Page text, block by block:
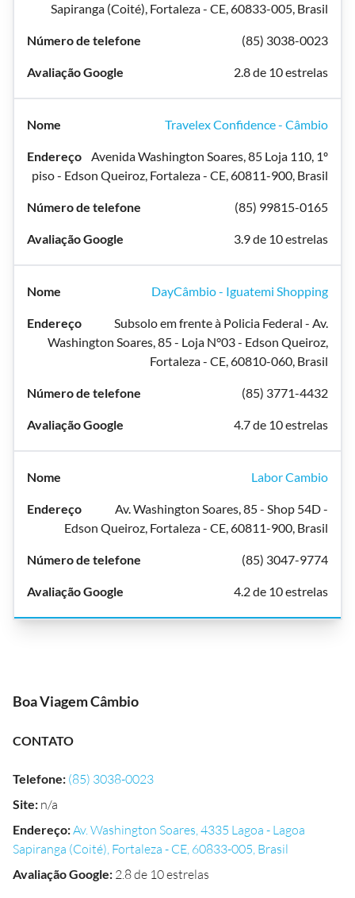
Sapiranga (Coité), Fortaleza - CE, 60833-005, Brasil
(85) 3038-0023
2.8 de 10 estrelas
Travelex Confidence - Câmbio
Avenida Washington Soares, 85 Loja 110, 1º
piso - Edson Queiroz, Fortaleza - CE, 60811-900, Brasil
(85) 99815-0165
3.9 de 10 estrelas
DayCâmbio - Iguatemi Shopping
Subsolo em frente à Policia Federal - Av.
Washington Soares, 85 - Loja N°03 - Edson Queiroz,
Fortaleza - CE, 60810-060, Brasil
(85) 3771-4432
4.7 de 10 estrelas
Labor Cambio
Av. Washington Soares, 85 - Shop 54D -
Edson Queiroz, Fortaleza - CE, 60811-900, Brasil
(85) 3047-9774
4.2 de 10 estrelas
Boa Viagem Câmbio
CONTATO
Telefone: (85) 3038-0023
Site: n/a
Endereço:Av. Washington Soares, 4335 Lagoa - Lagoa
Sapiranga (Coité), Fortaleza - CE, 60833-005, Brasil
Avaliação Google: 2.8 de 10 estrelas